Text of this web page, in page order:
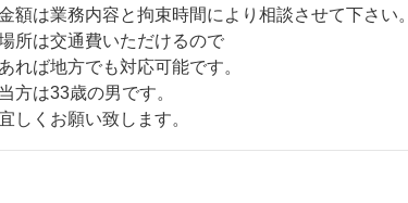
額は業務内容と拘束時間により相談させて下さい。
所は交通費いただけるので
あれば地方でも対応可能です。
当方は33歳の男です。
しくお願い致します。